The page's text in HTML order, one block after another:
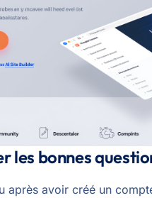
les bonnes
après avoir créé un